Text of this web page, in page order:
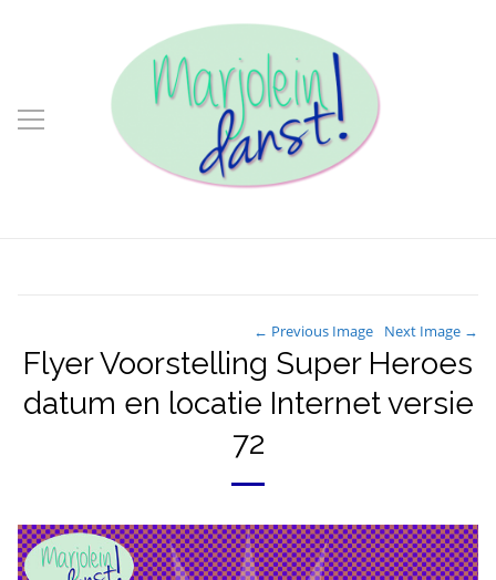
← Previous Image Next Image →
Flyer Voorstelling Super Heroes
datum en locatie Internet versie
72